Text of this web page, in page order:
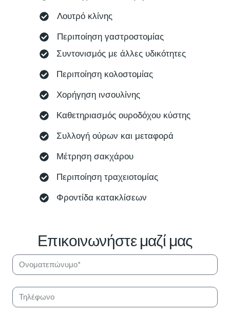
Λουτρό κλίνης
Περιποίηση γαστροστομίας
Συντονισμός με άλλες υδικότητες
Περιποίηση κολοστομίας
Χορήγηση ινσουλίνης
Καθετηριασμός ουροδόχου κύστης
Συλλογή ούρων και μεταφορά
Μέτρηση σακχάρου
Περιποίηση τραχειοτομίας
Φροντίδα κατακλίσεων
Επικοινωνήστε μαζί μας